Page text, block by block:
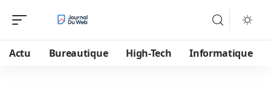
Actu Bureautique High-Tech Informatique